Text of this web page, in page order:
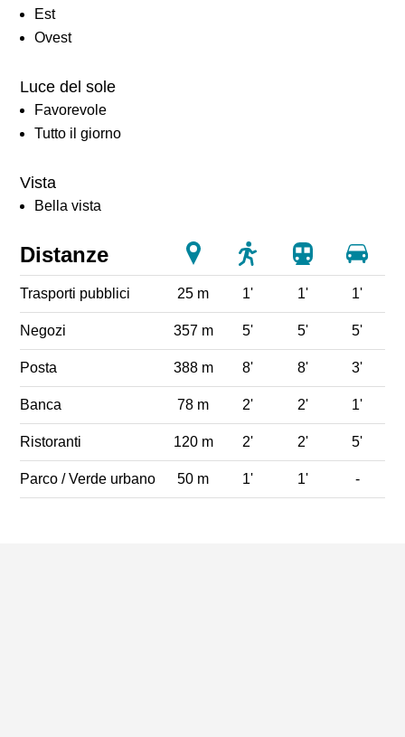
Est
Ovest
Luce del sole
Favorevole
Tutto il giorno
Vista
Bella vista
Distanze
Trasporti pubblici 25 m 1' 1' 1'
Negozi 357 m 5' 5' 5'
Posta 388 m 8' 8' 3'
Banca 78 m 2' 2' 1'
Ristoranti 120 m 2' 2' 5'
Parco / Verde urbano 50 m 1' 1' -